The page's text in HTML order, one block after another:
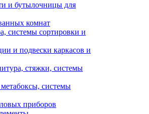
и бутылочницы для
комнат
системы сортировки и
и подвески каркасов и
стяжки, системы
системы
приборов